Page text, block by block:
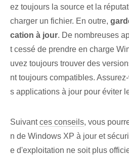
ez toujours la source et la
charger un fichier. En outre,
cation à jour. De nombreuses
t cessé de prendre en charge
uvez toujours trouver des
nt toujours⁤ compatibles.
s applications à jour pour éviter
Suivantces conseils, vous
n de Windows XP à jour et
e d'exploitation ne soit plus